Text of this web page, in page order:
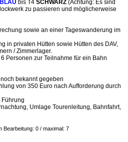
BLAU bis T4 SCHWARZ(Achtung: Es sind
zu passieren und möglicherweise
sowie an einer Tageswanderung im
in privaten Hütten sowie Hütten des DAV,
/ Zimmerlager.
Personen zur Teilnahme für ein Bahn
bekannt gegeben
von 350 Euro nach Aufforderung durch
Führung
Umlage Tourenleitung, Bahnfahrt,
Bearbeitung: 0 / maximal: 7